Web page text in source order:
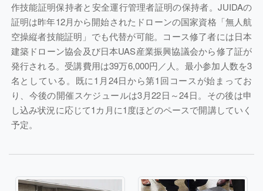
作技能証明保持者と安全運行管理者証明の保持者。JUIDAの
証明は昨年12月から開始されたドローンの国家資格「無人航
空操縦者技能証明」でも代替が可能。コース修了者には日本
建築ドローン協会及び日本UAS産業振興協議会から修了証が
発行される。受講費用は39万6,000円／人。最小参加人数を3
名としている。既に1月24日から第1回コースが始まってお
り、今後の開催スケジュールは3月22日～24日。その後は申
し込み状況に応じて1カ月に1度ほどのペースで開講していく
予定。